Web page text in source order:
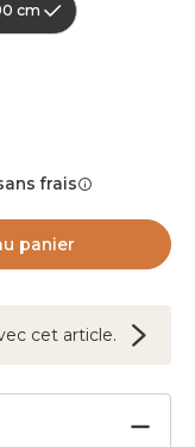
cm
frais
panier
cet article.